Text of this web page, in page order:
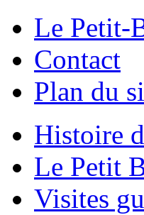
Le Petit-
Contact
Plan du
Histoire
Le Petit
Visites